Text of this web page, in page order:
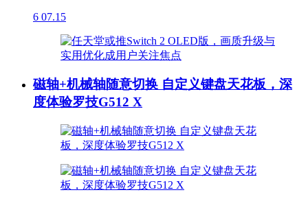
6 07.15
磁轴+机械轴随意切换 自定义键盘天花板，深
度体验罗技G512 X